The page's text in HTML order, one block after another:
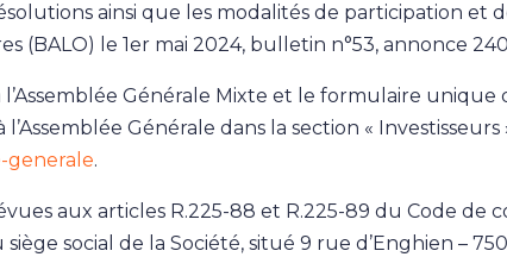
ainsi que les modalités de participation et
(BALO) le 1er mai 2024, bulletin n°53, annonce
Générale Mixte et le formulaire unique
Générale dans la section « Investisseurs
generale.
aux articles R.225-88 et R.225-89 du Code de
social de la Société, situé 9 rue d’Enghien –